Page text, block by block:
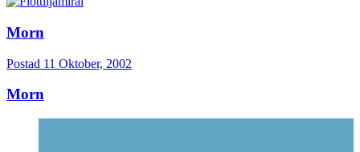
Morn
Postad 11 Oktober, 2002
Morn